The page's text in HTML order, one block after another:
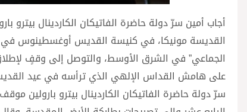
أجاب أمين سرّ دولة حاضرة الفاتيكان الكاردينال
القديسة مونيكا، في كنيسة القديس أوغسطينوس في
الجماعي” في الشرق الأوسط، والتوصل إلى وقفٍ
على هامش القداس الإلهي الذي ترأسه في عيد
سرّ دولة حاضرة الفاتيكان الكاردينال بيترو بارولين